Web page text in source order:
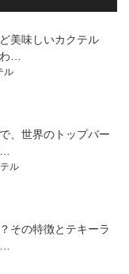
美味しいカクテル
わ…
ル
、世界のトップバー
…
ル
その特徴とテキーラ
…